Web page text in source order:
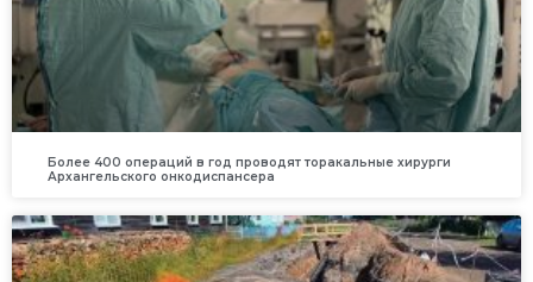
Более 400 операций в год проводят торакальные хирурги
Архангельского онкодиспансера